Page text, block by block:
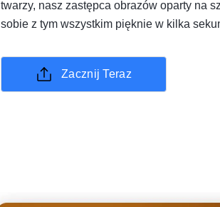
twarzy, nasz zastępca obrazów oparty na
sobie z tym wszystkim pięknie w kilka
Zacznij Teraz